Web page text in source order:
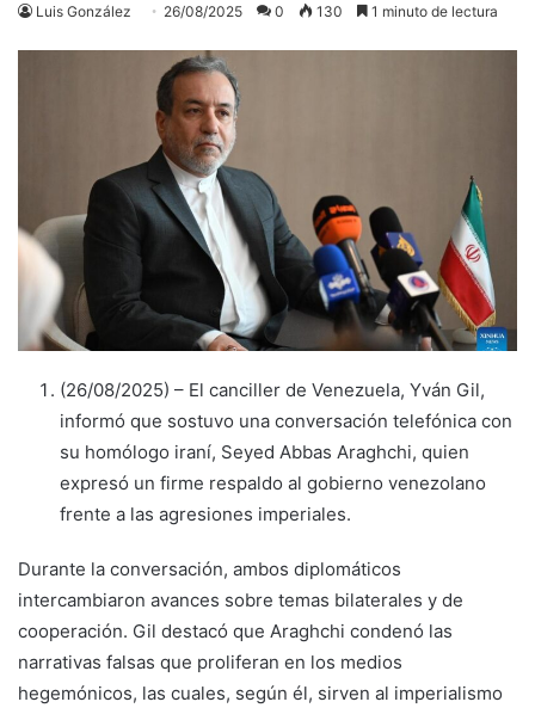
Luis González 26/08/2025 0 130 1 minuto de lectura
(26/08/2025) – El canciller de Venezuela, Yván Gil,
informó que sostuvo una conversación telefónica con
su homólogo iraní, Seyed Abbas Araghchi, quien
expresó un firme respaldo al gobierno venezolano
frente a las agresiones imperiales.
Durante la conversación, ambos diplomáticos
intercambiaron avances sobre temas bilaterales y de
cooperación. Gil destacó que Araghchi condenó las
narrativas falsas que proliferan en los medios
hegemónicos, las cuales, según él, sirven al imperialismo